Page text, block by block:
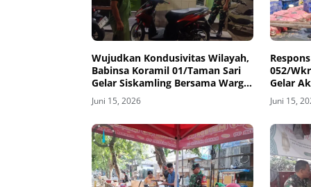
Wujudkan Kondusivitas Wilayah,
Babinsa Koramil 01/Taman Sari
Gelar Siskamling Bersama Warga
dan Petugas Keamanan
Juni 15, 2026
052/
Gelar
Ciliwung
Juni 15,